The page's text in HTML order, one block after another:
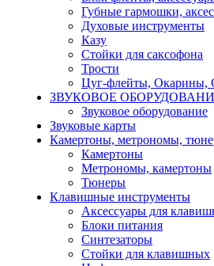
Губные гармошки,
Духовые инструменты
Казу
Стойки для саксофона
Трости
Цуг-флейты, Окарины,
ЗВУКОВОЕ
Звуковое оборудование
Звуковые карты
Камертоны, метрономы,
Камертоны
Метрономы, камертоны
Тюнеры
Клавишные инструменты
Аксессуары для
Блоки питания
Синтезаторы
Стойки для клавишных